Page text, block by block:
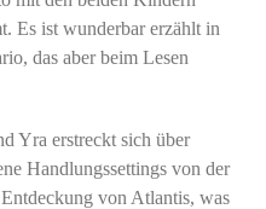
Es ist wunderbar erzählt in
das aber beim Lesen
Yra erstreckt sich über
Handlungssettings von der
von Atlantis, was